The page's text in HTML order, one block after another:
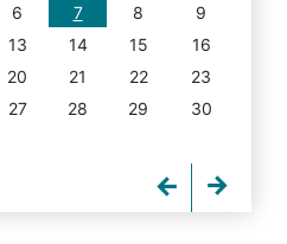
6 7 8
9
13 14 15
16
20 21 22
23
27 28 29
30